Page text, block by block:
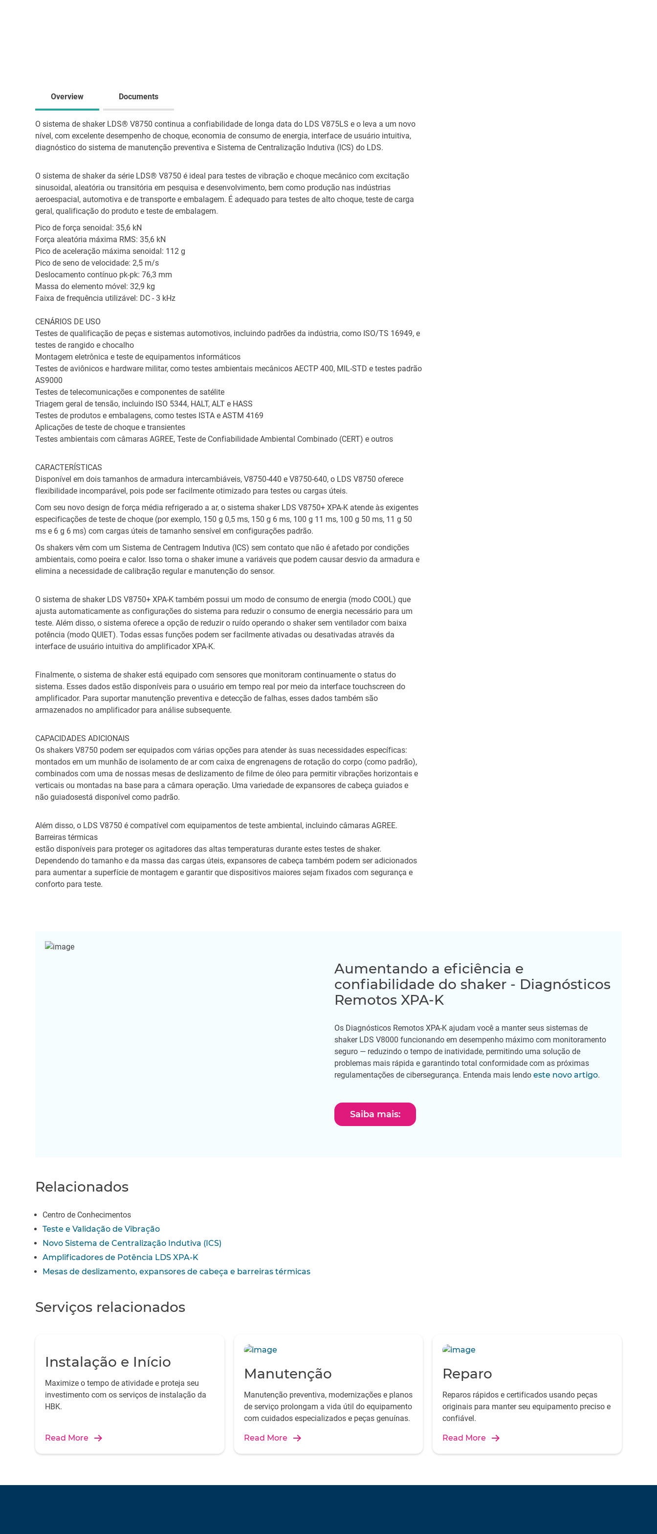
Overview Documents
O sistema de shaker LDS® V8750 continua a confiabilidade de longa data do LDS V875LS e o leva a um novo
nível, com excelente desempenho de choque, economia de consumo de energia, interface de usuário intuitiva,
diagnóstico do sistema de manutenção preventiva e Sistema de Centralização Indutiva (ICS) do LDS.
O sistema de shaker da série LDS® V8750 é ideal para testes de vibração e choque mecânico com excitação
sinusoidal, aleatória ou transitória em pesquisa e desenvolvimento, bem como produção nas indústrias
aeroespacial, automotiva e de transporte e embalagem. É adequado para testes de alto choque, teste de carga
geral, qualificação do produto e teste de embalagem.
Pico de força senoidal: 35,6 kN
Força aleatória máxima RMS: 35,6 kN
Pico de aceleração máxima senoidal: 112 g
Pico de seno de velocidade: 2,5 m/s
Deslocamento contínuo pk-pk: 76,3 mm
Massa do elemento móvel: 32,9 kg
Faixa de frequência utilizável: DC - 3 kHz
CENÁRIOS DE USO
Testes de qualificação de peças e sistemas automotivos, incluindo padrões da indústria, como ISO/TS 16949, e
testes de rangido e chocalho
Montagem eletrônica e teste de equipamentos informáticos
Testes de aviônicos e hardware militar, como testes ambientais mecânicos AECTP 400, MIL-STD e testes padrão
AS9000
Testes de telecomunicações e componentes de satélite
Triagem geral de tensão, incluindo ISO 5344, HALT, ALT e HASS
Testes de produtos e embalagens, como testes ISTA e ASTM 4169
Aplicações de teste de choque e transientes
Testes ambientais com câmaras AGREE, Teste de Confiabilidade Ambiental Combinado (CERT) e outros
CARACTERÍSTICAS
Disponível em dois tamanhos de armadura intercambiáveis, V8750-440 e V8750-640, o LDS V8750 oferece
flexibilidade incomparável, pois pode ser facilmente otimizado para testes ou cargas úteis.
Com seu novo design de força média refrigerado a ar, o sistema shaker LDS V8750+ XPA-K atende às exigentes
especificações de teste de choque (por exemplo, 150 g 0,5 ms, 150 g 6 ms, 100 g 11 ms, 100 g 50 ms, 11 g 50
ms e 6 g 6 ms) com cargas úteis de tamanho sensível em configurações padrão.
Os shakers vêm com um Sistema de Centragem Indutiva (ICS) sem contato que não é afetado por condições
ambientais, como poeira e calor. Isso torna o shaker imune a variáveis que podem causar desvio da armadura e
elimina a necessidade de calibração regular e manutenção do sensor.
O sistema de shaker LDS V8750+ XPA-K também possui um modo de consumo de energia (modo COOL) que
ajusta automaticamente as configurações do sistema para reduzir o consumo de energia necessário para um
teste. Além disso, o sistema oferece a opção de reduzir o ruído operando o shaker sem ventilador com baixa
potência (modo QUIET). Todas essas funções podem ser facilmente ativadas ou desativadas através da
interface de usuário intuitiva do amplificador XPA-K.
Finalmente, o sistema de shaker está equipado com sensores que monitoram continuamente o status do
sistema. Esses dados estão disponíveis para o usuário em tempo real por meio da interface touchscreen do
amplificador. Para suportar manutenção preventiva e detecção de falhas, esses dados também são
armazenados no amplificador para análise subsequente.
CAPACIDADES ADICIONAIS
Os shakers V8750 podem ser equipados com várias opções para atender às suas necessidades específicas:
montados em um munhão de isolamento de ar com caixa de engrenagens de rotação do corpo (como padrão),
combinados com uma de nossas mesas de deslizamento de filme de óleo para permitir vibrações horizontais e
verticais ou montadas na base para a câmara operação. Uma variedade de expansores de cabeça guiados e
não guiadosestá disponível como padrão.
Além disso, o LDS V8750 é compatível com equipamentos de teste ambiental, incluindo câmaras AGREE.
Barreiras térmicas
estão disponíveis para proteger os agitadores das altas temperaturas durante estes testes de shaker.
Dependendo do tamanho e da massa das cargas úteis, expansores de cabeça também podem ser adicionados
para aumentar a superfície de montagem e garantir que dispositivos maiores sejam fixados com segurança e
conforto para teste.
Aumentando a eficiência e
confiabilidade do shaker - Diagnósticos
Remotos XPA-K
Os Diagnósticos Remotos XPA-K ajudam você a manter seus sistemas de
shaker LDS V8000 funcionando em desempenho máximo com monitoramento
seguro — reduzindo o tempo de inatividade, permitindo uma solução de
problemas mais rápida e garantindo total conformidade com as próximas
regulamentações de cibersegurança. Entenda mais lendo este novo artigo.
Saiba mais:
Relacionados
Centro de Conhecimentos
Teste e Validação de Vibração
Novo Sistema de Centralização Indutiva (ICS)
Amplificadores de Potência LDS XPA-K
Mesas de deslizamento, expansores de cabeça e barreiras térmicas
Serviços relacionados
Instalação e Início
Maximize o tempo de atividade e proteja seu
investimento com os serviços de instalação da
HBK.
Read More
Manutenção
Manutenção preventiva, modernizações e planos
de serviço prolongam a vida útil do equipamento
com cuidados especializados e peças genuínas.
Read More
Reparo
Reparos rápidos e certificados usando peças
originais para manter seu equipamento preciso e
confiável.
Read More